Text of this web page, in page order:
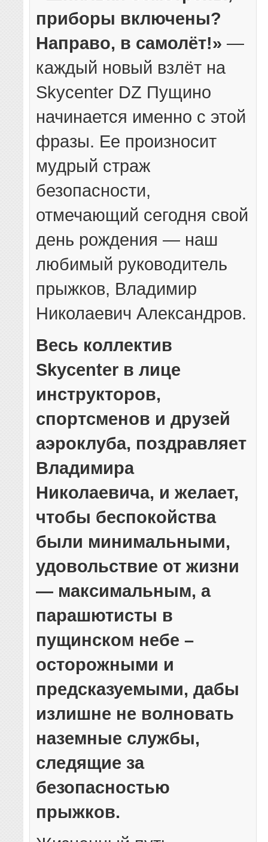
приборы включены?
Направо, в самолёт!» —
каждый новый взлёт на
Skycenter DZ Пущино
начинается именно с этой
фразы. Ее произносит
мудрый страж
безопасности,
отмечающий сегодня свой
день рождения — наш
любимый руководитель
прыжков, Владимир
Николаевич Александров.
Весь коллектив
Skycenter в лице
инструкторов,
спортсменов и друзей
аэроклуба, поздравляет
Владимира
Николаевича, и желает,
чтобы беспокойства
были минимальными,
удовольствие от жизни
— максимальным, а
парашютисты в
пущинском небе –
осторожными и
предсказуемыми, дабы
излишне не волновать
наземные службы,
следящие за
безопасностью
прыжков.